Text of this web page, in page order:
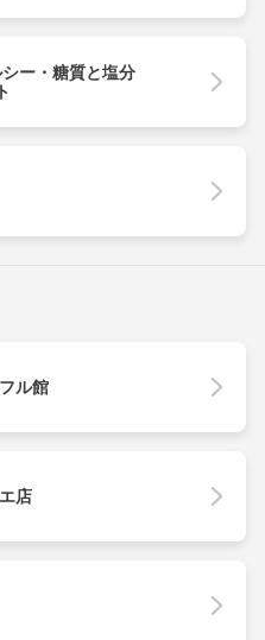
ー・糖質と塩分
ル館
店